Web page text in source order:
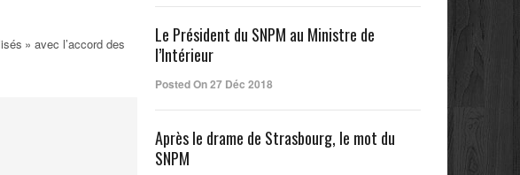
» avec l’accord des
Le Président du SNPM au Ministre de
l’Intérieur
Posted On 27 Déc 2018
Après le drame de Strasbourg, le mot du
SNPM